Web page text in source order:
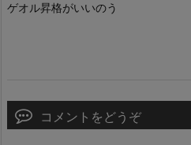
ゲオル昇格がいいのう
コメントをどうぞ